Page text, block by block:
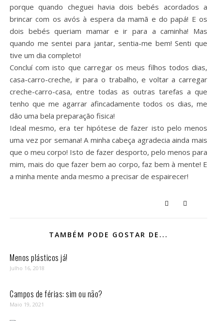
porque quando cheguei havia dois bebés acordados a
brincar com os avós à espera da mamã e do papá! E os
dois bebés queriam mamar e ir para a caminha! Mas
quando me sentei para jantar, sentia-me bem! Senti que
tive um dia completo!
Concluí com isto que carregar os meus filhos todos dias,
casa-carro-creche, ir para o trabalho, e voltar a carregar
creche-carro-casa, entre todas as outras tarefas a que
tenho que me agarrar afincadamente todos os dias, me
dão uma bela preparação fisica!
Ideal mesmo, era ter hipótese de fazer isto pelo menos
uma vez por semana! A minha cabeça agradecia ainda mais
que o meu corpo! Isto de fazer desporto, pelo menos para
mim, mais do que fazer bem ao corpo, faz bem à mente! E
a minha mente anda mesmo a precisar de espairecer!
TAMBÉM PODE GOSTAR DE...
Menos plásticos já!
Julho 16, 2018
Campos de férias: sim ou não?
Maio 19, 2021